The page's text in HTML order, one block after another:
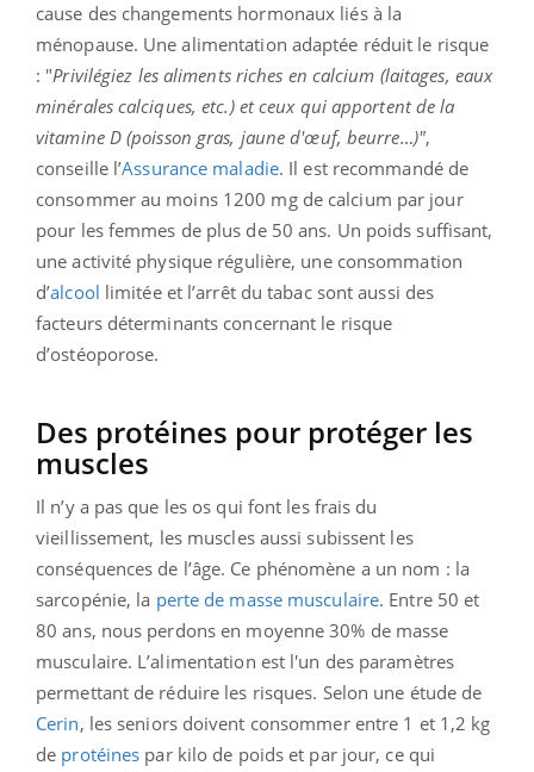
cause des changements hormonaux liés à la
ménopause. Une alimentation adaptée réduit le risque
: "Privilégiez les aliments riches en calcium (laitages, eaux
minérales calciques, etc.) et ceux qui apportent de la
vitamine D (poisson gras, jaune d'œuf, beurre…)",
conseille l’Assurance maladie. Il est recommandé de
consommer au moins 1200 mg de calcium par jour
pour les femmes de plus de 50 ans. Un poids suffisant,
une activité physique régulière, une consommation
d’alcool limitée et l’arrêt du tabac sont aussi des
facteurs déterminants concernant le risque
d’ostéoporose.
Des protéines pour protéger les
muscles
Il n’y a pas que les os qui font les frais du
vieillissement, les muscles aussi subissent les
conséquences de l’âge. Ce phénomène a un nom : la
sarcopénie, la perte de masse musculaire. Entre 50 et
80 ans, nous perdons en moyenne 30% de masse
musculaire. L’alimentation est l'un des paramètres
permettant de réduire les risques. Selon une étude de
Cerin, les seniors doivent consommer entre 1 et 1,2 kg
de protéines par kilo de poids et par jour, ce qui